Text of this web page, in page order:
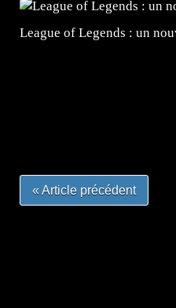
League of Legends : un
« Article précédent